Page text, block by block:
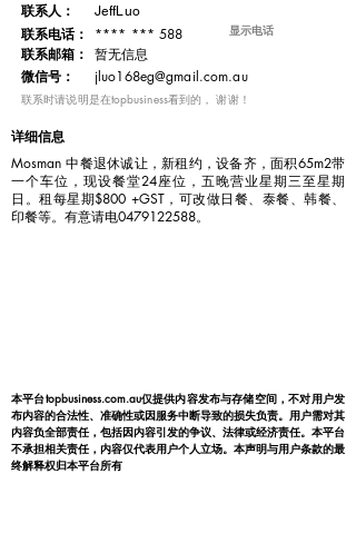
联系人：
JeffLuo
联系电话：
**** *** 588 显示电话
​联系邮箱： 暂无信息
微信号：
jluo168eg@gmail.com.au
​联系时请说明是在topbusiness看到的， 谢谢！
详细信息
Mosman 中餐退休诚让，新租约，设备齐，面积65m2带
一个车位，现设餐堂24座位，五晚营业星期三至星期
日。租每星期$800 +GST，可改做日餐、泰餐、韩餐、
印餐等。有意请电0479122588。
本平台topbusiness.com.au仅提供内容发布与存储空间，不对用户发
布内容的合法性、准确性或因服务中断导致的损失负责。用户需对其
内容负全部责任，包括因内容引发的争议、法律或经济责任。本平台
不承担相关责任，内容仅代表用户个人立场。本声明与用户条款的最
终解释权归本平台所有